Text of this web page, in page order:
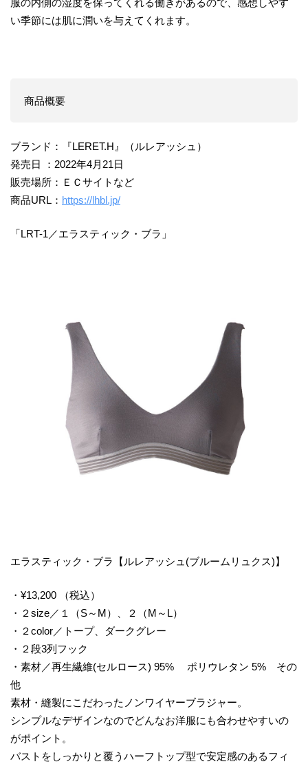
い季節には肌に潤いを与えてくれます。
商品概要
ブランド：『LERET.H』（ルレアッシュ）
発売日 ：2022年4月21日
販売場所：ＥＣサイトなど
商品URL： https://lhbl.jp/
「LRT-1／エラスティック・ブラ」
エラスティック・ブラ【ルレアッシュ(ブルームリュクス)】
・¥13,200 （税込）
・２size／１（S～M）、２（M～L）
・２color／トープ、ダークグレー
・２段3列フック
・素材／再生繊維(セルロース) 95% ポリウレタン 5% その
他
素材・縫製にこだわったノンワイヤーブラジャー。
シンプルなデザインなのでどんなお洋服にも合わせやすいの
がポイント。
バストをしっかりと覆うハーフトップ型で安定感のあるフィ